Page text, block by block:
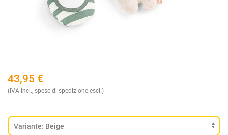
43,95 €
(IVA incl., spese di spedizione escl.)